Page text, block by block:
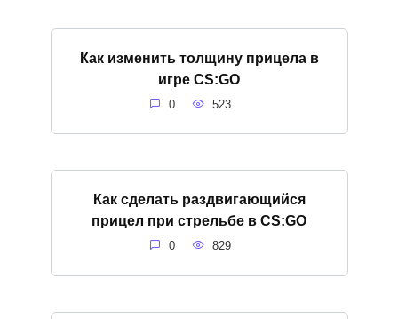
Как изменить толщину прицела в
игре CS:GO
0 523
Как сделать раздвигающийся
прицел при стрельбе в CS:GO
0 829